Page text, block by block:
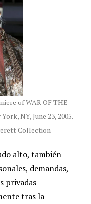
of WAR OF THE
NY, June 23, 2005.
Collection
alto, también
demandas,
privadas
tras la